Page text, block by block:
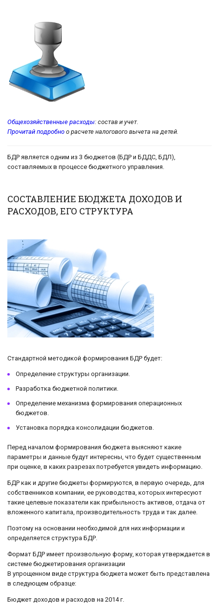
Общехозяйственные расходы: состав и учет.
Прочитай подробно о расчете налогового вычета на детей.
БДР является одним из 3 бюджетов (БДР и БДДС, БДЛ),
составляемых в процессе бюджетного управления.
СОСТАВЛЕНИЕ БЮДЖЕТА ДОХОДОВ И
РАСХОДОВ, ЕГО СТРУКТУРА
Стандартной методикой формирования БДР будет:
Определение структуры организации.
Разработка бюджетной политики.
Определение механизма формирования операционных
бюджетов.
Установка порядка консолидации бюджетов.
Перед началом формирования бюджета выясняют какие
параметры и данные будут интересны, что будет существенным
при оценке, в каких разрезах потребуется увидеть информацию.
БДР как и другие бюджеты формируются, в первую очередь, для
собственников компании, ее руководства, которых интересуют
такие целевые показатели как прибыльность активов, отдача от
вложенного капитала, производительность труда и так далее.
Поэтому на основании необходимой для них информации и
определяется структура БДР.
Формат БДР имеет произвольную форму, которая утверждается в
системе бюджетирования организации
В упрощенном виде структура бюджета может быть представлена
в следующем образце:
Бюджет доходов и расходов на 2014 г.